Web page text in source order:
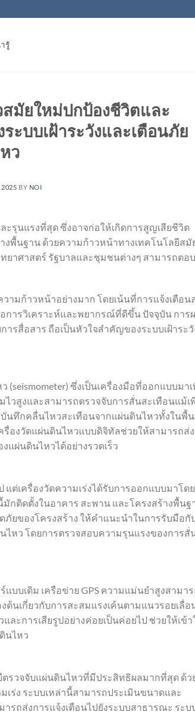
รู้
มัยใหม่ปกป้องชีวิตและ
ะบบเฝ้าระวังและเตือนภัย
ว
2025 BY NOI
รุนแรงที่สุด ซึ่งอาจก่อให้เกิดการสูญเสียชีวิต
งพื้นฐาน ด้วยความก้าวหน้าทางเทคโนโลยีสมั
าศาสตร์ รัฐบาลและชุมชนต่างๆ สามารถตอบ
มก้าวหน้าอย่างมาก โดยเน้นที่การแจ้งเตือน
การวิเคราะห์และพยากรณ์ที่ดีขึ้น ปัจจุบัน การ
รสื่อสาร ถือเป็นหัวใจสำคัญของระบบเฝ้าระวั
ซึ่งเป็นเครื่องมือที่ออกแบบมา
วสูงและสามารถตรวจจับการสั่นสะเทือนแม้เ
นทึกคลื่นไหวสะเทือนจากแผ่นดินไหวทั้งในพื้
องวัดแผ่นดินไหวแบบดิจิทัลช่วยให้สามารถส่
แผ่นดินไหวได้อย่างรวดเร็ว
ต่เครื่องวัดความเร่งได้รับการออกแบบมาโดย
กติดตั้งในอาคาร สะพาน และโครงสร้างพื้นฐ
ภัยของโครงสร้าง ให้คำแนะนำในการรับมือกั
หว โดยการตรวจสอบความรุนแรงของการสั่
บบเดิม เครือข่าย GPS ความแม่นยำสูงสามา
ต้นเกี่ยวกับการสะสมแรงเค้นตามแนวรอยเลื่อ
ละการเสียรูปอย่างค่อยเป็นค่อยไป ช่วยให้เข้า
นไหว
รวจจับแผ่นดินไหวที่มีประสิทธิผลมากที่สุด ด้ว
ร่ง ระบบเหล่านี้สามารถประเมินขนาดและ
รถส่งการแจ้งเตือนไปยังระบบสาธารณะ ระบ